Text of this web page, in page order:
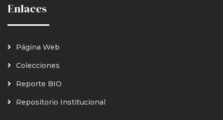
Enlaces
Página Web
Colecciones
Reporte BIO
Repositorio Institucional